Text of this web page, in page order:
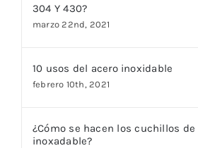
304 Y 430?
marzo 22nd, 2021
10 usos del acero inoxidable
febrero 10th, 2021
¿Cómo se hacen los cuchillos de
inoxadable?